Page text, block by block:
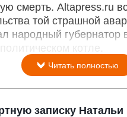
смерть. Altapress.ru
той страшной
народный губернатор
котле.
Читать полностью
записку